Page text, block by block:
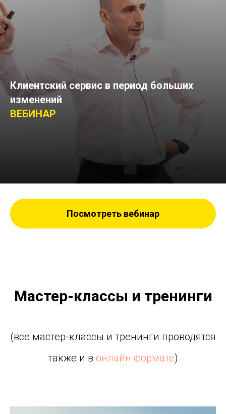
Клиентский сервис в период больших
изменений
ВЕБИНАР
Посмотреть вебинар
Мастер-классы и тренинги
(все мастер-классы и тренинги проводятся
также и в онлайн формате)